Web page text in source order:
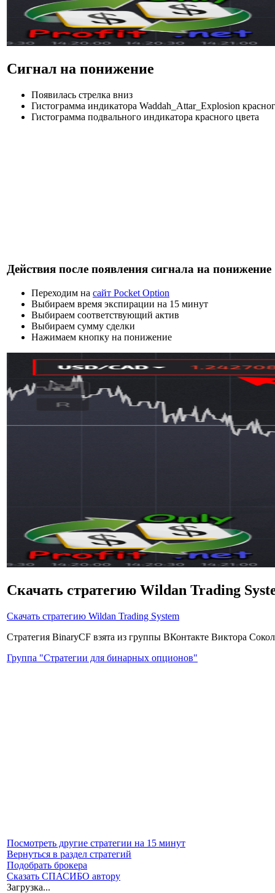
Сигнал на понижение
Появилась стрелка вниз
Гистограмма индикатора Waddah_Attar_Explosion
Гистограмма подвального индикатора красного цвета
Действия после появления сигнала на понижение
Переходим на сайт Pocket Option
Выбираем время экспирации на 15 минут
Выбираем соответствующий актив
Выбираем сумму сделки
Нажимаем кнопку на понижение
Скачать стратегию Wildan Trading
Скачать стратегию Wildan Trading System
Стратегия BinaryCF взята из группы ВКонтакте Виктора
Группа "Стратегии для бинарных опционов"
Посмотреть другие стратегии на 15 минут
Вернуться в раздел стратегий
Подобрать брокера
Сказать СПАСИБО автору
Загрузка...